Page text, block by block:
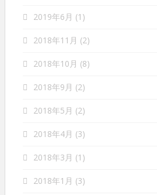
2019年6月 (1)
2018年11月 (2)
2018年10月 (8)
2018年9月 (2)
2018年5月 (2)
2018年4月 (3)
2018年3月 (1)
2018年1月 (3)